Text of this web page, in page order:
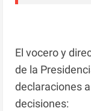
El vocero y
de la
declaraciones
decisiones: